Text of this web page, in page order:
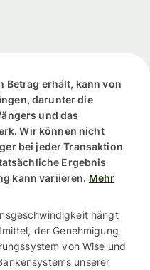
Betrag erhält, kann von
darunter die
und das
Wir können nicht
bei jeder Transaktion
Ergebnis
kann variieren. Mehr
hängt
der Genehmigung
von Wise und
unserer